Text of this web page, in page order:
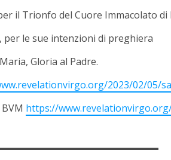
il Trionfo del Cuore Immacolato di
per le sue intenzioni di preghiera
Gloria al Padre.
2023/02/05/
https://